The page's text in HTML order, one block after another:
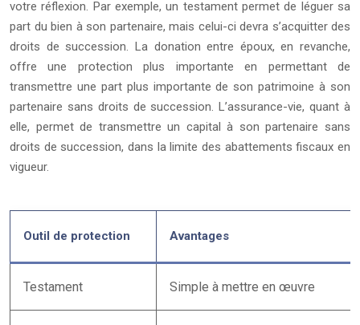
votre réflexion. Par exemple, un testament permet de léguer sa
part du bien à son partenaire, mais celui-ci devra s’acquitter des
droits de succession. La donation entre époux, en revanche,
offre une protection plus importante en permettant de
transmettre une part plus importante de son patrimoine à son
partenaire sans droits de succession. L’assurance-vie, quant à
elle, permet de transmettre un capital à son partenaire sans
droits de succession, dans la limite des abattements fiscaux en
vigueur.
Outil de protection Avantages
Testament Simple à mettre en œuvre